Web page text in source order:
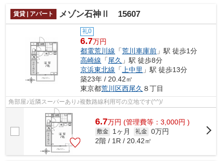
賃貸 | アパート メゾン石神Ⅱ 15607
礼0
6.7万円
都電荒川線 「荒川車庫前 」駅 徒歩1分
高崎線 「尾久 」駅 徒歩8分
京浜東北線 「 上中里 」駅 徒歩13分
築23年 / 20.42㎡
東京都荒川区西尾久 ８丁目
角部屋♪近隣スーパーあり♪複数路線利用可の立地です(^^)/
6.7万円 (管理費等：3,000円 )
敷金 1ヶ月 礼金 0万円
2階 / 1R / 20.42㎡